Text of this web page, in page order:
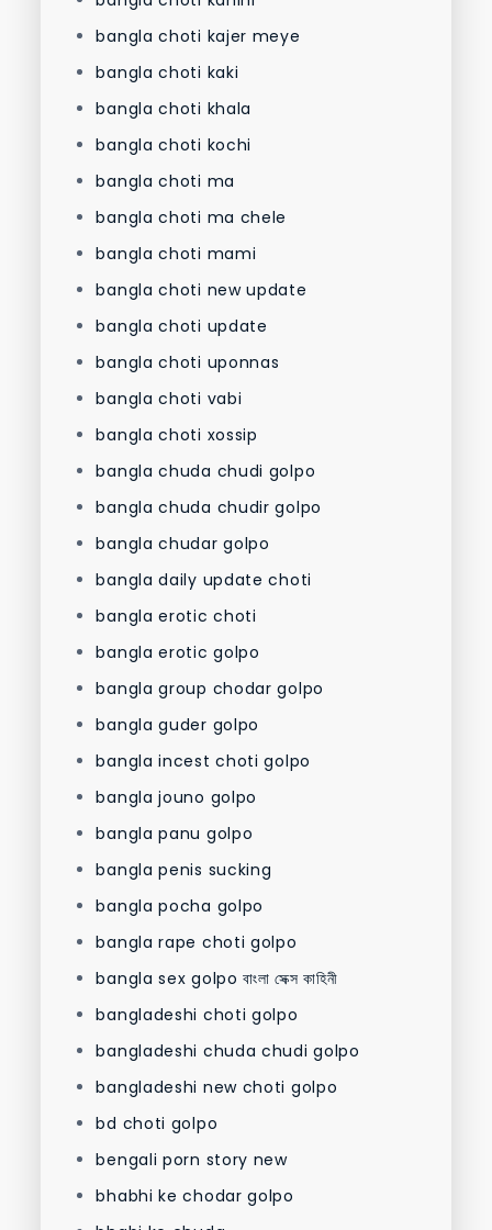
bangla choti kajer meye
bangla choti kaki
bangla choti khala
bangla choti kochi
bangla choti ma
bangla choti ma chele
bangla choti mami
bangla choti new update
bangla choti update
bangla choti uponnas
bangla choti vabi
bangla choti xossip
bangla chuda chudi golpo
bangla chuda chudir golpo
bangla chudar golpo
bangla daily update choti
bangla erotic choti
bangla erotic golpo
bangla group chodar golpo
bangla guder golpo
bangla incest choti golpo
bangla jouno golpo
bangla panu golpo
bangla penis sucking
bangla pocha golpo
bangla rape choti golpo
bangla sex golpo বাংলা সেক্স কাহিনী
bangladeshi choti golpo
bangladeshi chuda chudi golpo
bangladeshi new choti golpo
bd choti golpo
bengali porn story new
bhabhi ke chodar golpo